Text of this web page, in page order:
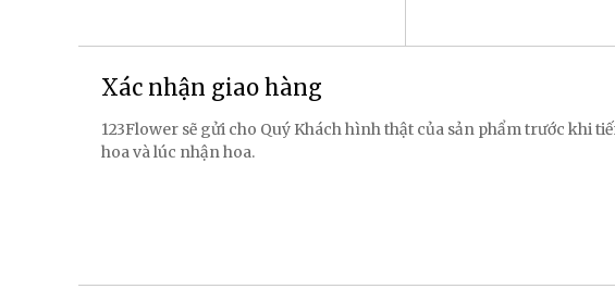
Xác nhận giao hàng
123Flower sẽ gửi cho Quý Khách hình thật của sản phẩm trước khi
hoa và lúc nhận hoa.